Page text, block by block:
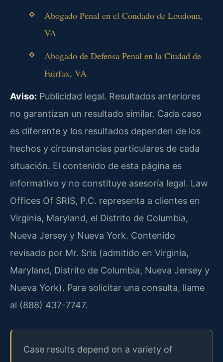
Abogado Penal en el Condado de Loudoun,
VA
Abogado de Defensa Penal en la Ciudad de
Fairfax, VA
Aviso: Publicidad legal. Resultados anteriores
no garantizan un resultado similar. Cada caso
es diferente y los resultados dependen de los
hechos y circunstancias particulares de cada
situación. El contenido de esta página es
informativo y no constituye asesoría legal. Law
Offices Of SRIS, P.C. representa a clientes en
Virginia, Maryland, el Distrito de Columbia,
Nueva Jersey y Nueva York. Contenido
revisado por Mr. Sris (admitido en Virginia,
Maryland, Distrito de Columbia, Nueva Jersey y
Nueva York). Para solicitar una consulta, llame
al (888) 437-7747.
Case results depend on a variety of